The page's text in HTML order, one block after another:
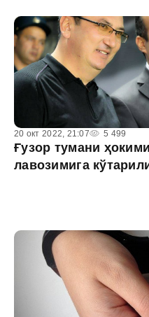
20 окт 2022, 21:07 5 499
Ғузор тумани
лавозимига